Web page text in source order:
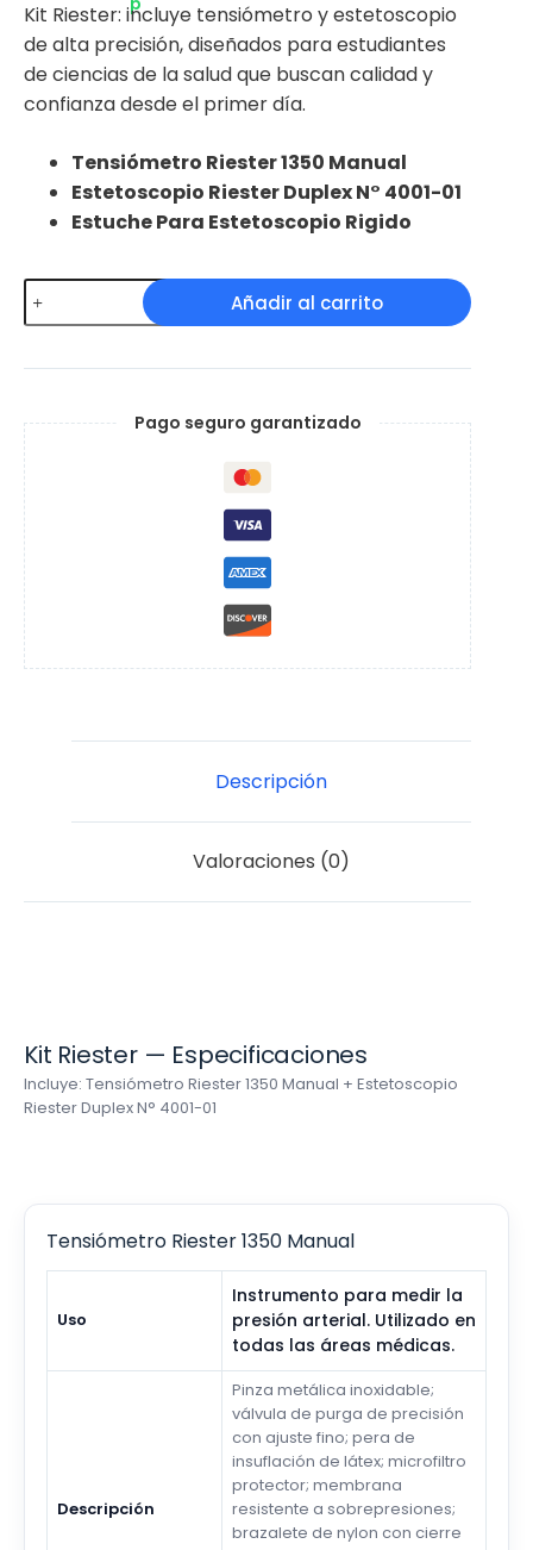
Kit Riester: incluye tensiómetro y estetoscopio
de alta precisión, diseñados para estudiantes
de ciencias de la salud que buscan calidad y
confianza desde el primer día.
Tensiómetro Riester 1350 Manual
Estetoscopio Riester Duplex N° 4001-01
Estuche Para Estetoscopio Rigido
Riester
cantidad
Añadir al carrito
Pago seguro garantizado
Descripción
Valoraciones (0)
Kit Riester — Especificaciones
Incluye: Tensiómetro Riester 1350 Manual + Estetoscopio
Riester Duplex N° 4001-01
Tensiómetro Riester 1350 Manual
Uso
Instrumento para medir la
presión arterial. Utilizado en
todas las áreas médicas.
Descripción
Pinza metálica inoxidable;
válvula de purga de precisión
con ajuste fino; pera de
insuflación de látex; microfiltro
protector; membrana
resistente a sobrepresiones;
brazalete de nylon con cierre